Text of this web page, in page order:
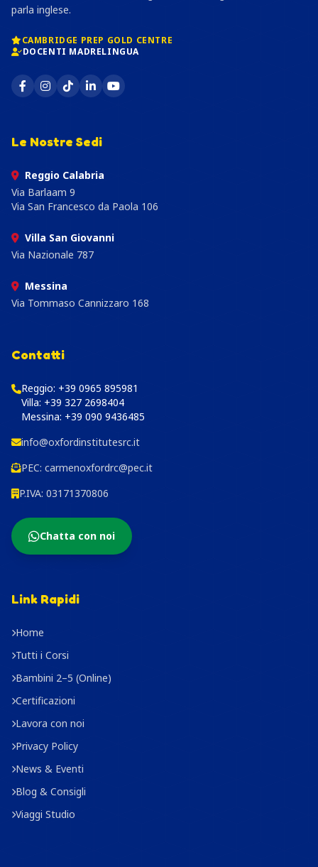
parla inglese.
CAMBRIDGE PREP GOLD CENTRE
DOCENTI MADRELINGUA
Le Nostre Sedi
Reggio Calabria
Via Barlaam 9
Via San Francesco da Paola 106
Villa San Giovanni
Via Nazionale 787
Messina
Via Tommaso Cannizzaro 168
Contatti
Reggio: +39 0965 895981
Villa: +39 327 2698404
Messina: +39 090 9436485
info@oxfordinstitutesrc.it
PEC: carmenoxfordrc@pec.it
P.IVA: 03171370806
Chatta con noi
Link Rapidi
Home
Tutti i Corsi
Bambini 2–5 (Online)
Certificazioni
Lavora con noi
Privacy Policy
News & Eventi
Blog & Consigli
Viaggi Studio